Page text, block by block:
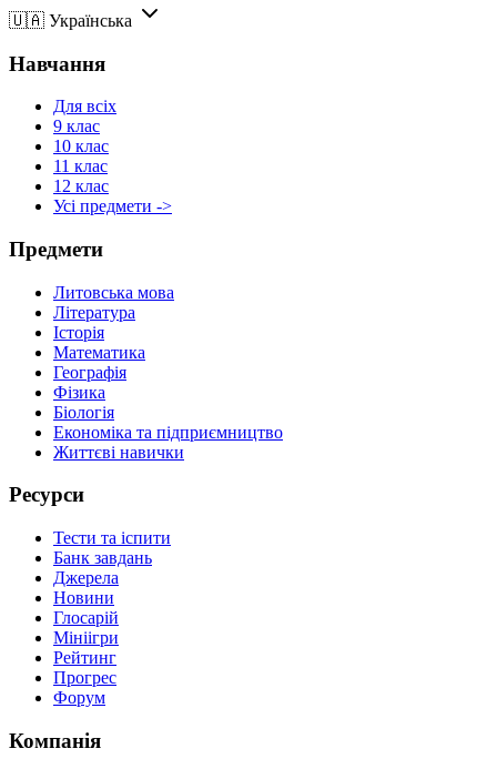
🇺🇦 Українська
Навчання
Для всіх
9 клас
10 клас
11 клас
12 клас
Усі предмети ->
Предмети
Литовська мова
Література
Історія
Математика
Географія
Фізика
Біологія
Економіка та підприємництво
Життєві навички
Ресурси
Тести та іспити
Банк завдань
Джерела
Новини
Глосарій
Мініігри
Рейтинг
Прогрес
Форум
Компанія